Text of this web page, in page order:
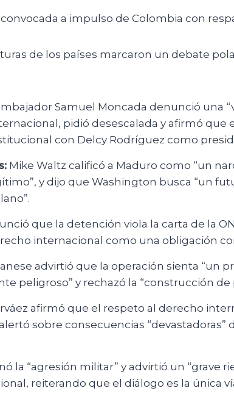
a impulso de Colombia con
de los países marcaron un debate
Samuel Moncada denunció una
pidió desescalada y afirmó que
con Delcy Rodríguez como
Mike Waltz calificó a Maduro como “un
y dijo que Washington busca “un
que la detención viola la carta de la
internacional como una obligación
advirtió que la operación sienta “un
peligroso” y rechazó la “construcción de
afirmó que el respeto al derecho
sobre consecuencias “devastadoras”
la “agresión militar” y advirtió un “grave
reiterando que el diálogo es la única